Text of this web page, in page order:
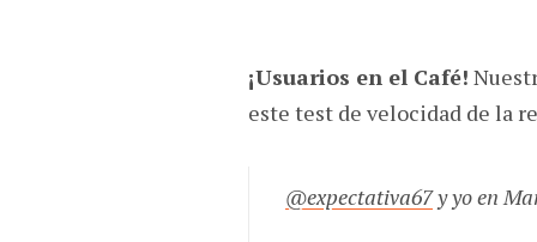
¡Usuarios en el Café!
este test de velocidad de la
@expectativa67y yo en